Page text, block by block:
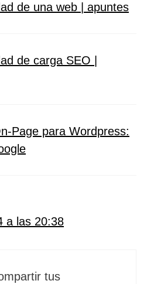
de una web | apuntes
de carga SEO |
Page para Wordpress:
a las 20:38
tus